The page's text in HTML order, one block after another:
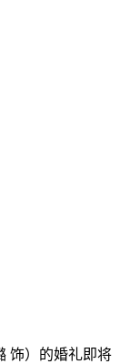
饰）的婚礼即将